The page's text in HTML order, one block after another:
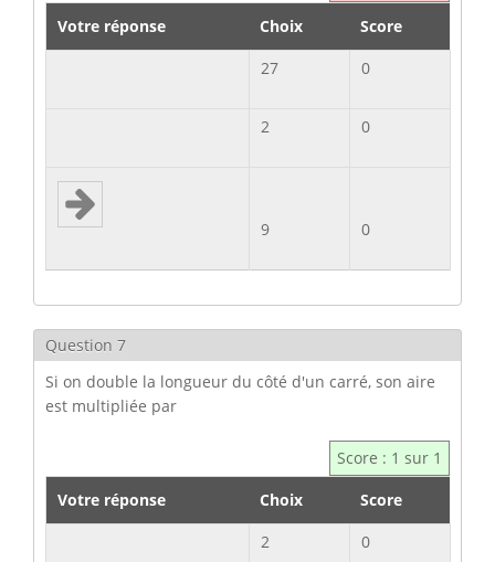
Votre réponse Choix
Score
27
0
2 0
9 0
Question 7
Si on double la longueur du côté d'un carré, son aire
est multipliée par
Score : 1 sur 1
Votre réponse
Choix
Score
2
0